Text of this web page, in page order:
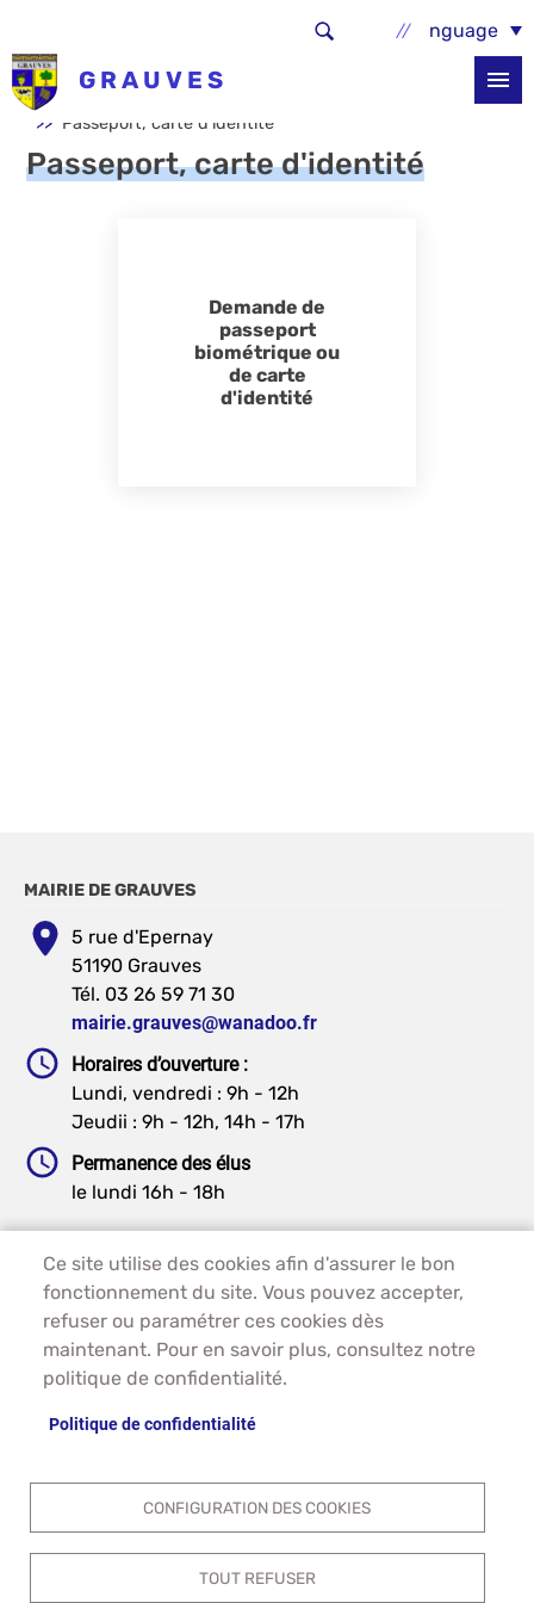
Select Language
GRAUVES
Accueil
Passeport, carte d'identité
Passeport, carte d'identité
Demande de
passeport
biométrique ou
de carte
d'identité
MAIRIE DE GRAUVES
5 rue d'Epernay
51190 Grauves
Tél. 03 26 59 71 30
mairie.grauves@wanadoo.fr
Horaires d’ouverture :
Lundi, vendredi : 9h - 12h
Jeudii : 9h - 12h, 14h - 17h
Permanence des élus
le lundi 16h - 18h
Ce site utilise des cookies afin d'assurer le bon
fonctionnement du site. Vous pouvez accepter,
refuser ou paramétrer ces cookies dès
maintenant. Pour en savoir plus, consultez notre
politique de confidentialité.
Politique de confidentialité
CONFIGURATION DES COOKIES
TOUT REFUSER
PIED DE PAGE - GRAUVES
ACCUEIL
PLAN DU SITE
CONTACT
MENTIONS LÉGALES
ACCESSIBILITÉ